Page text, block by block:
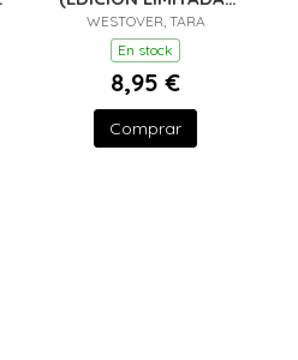
VERANO)
WESTOVER, TARA
En stock
8,95 €
Comprar